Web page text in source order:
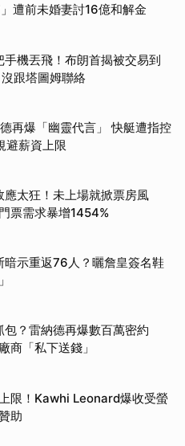
遭前未婚妻討16億和解金
機丟飛！布朗首揭被交易到
跟塔圖姆聯絡
再爆「幽靈代言」 快艇遭指控
避薪資上限
太狂！未上場就掀票房風
票需求暴增1454%
暗示重返76人？曬詹皇簽名鞋
包？雷納德再爆數百萬密約
商「私下送錢」
限！Kawhi Leonard爆收受螢
助